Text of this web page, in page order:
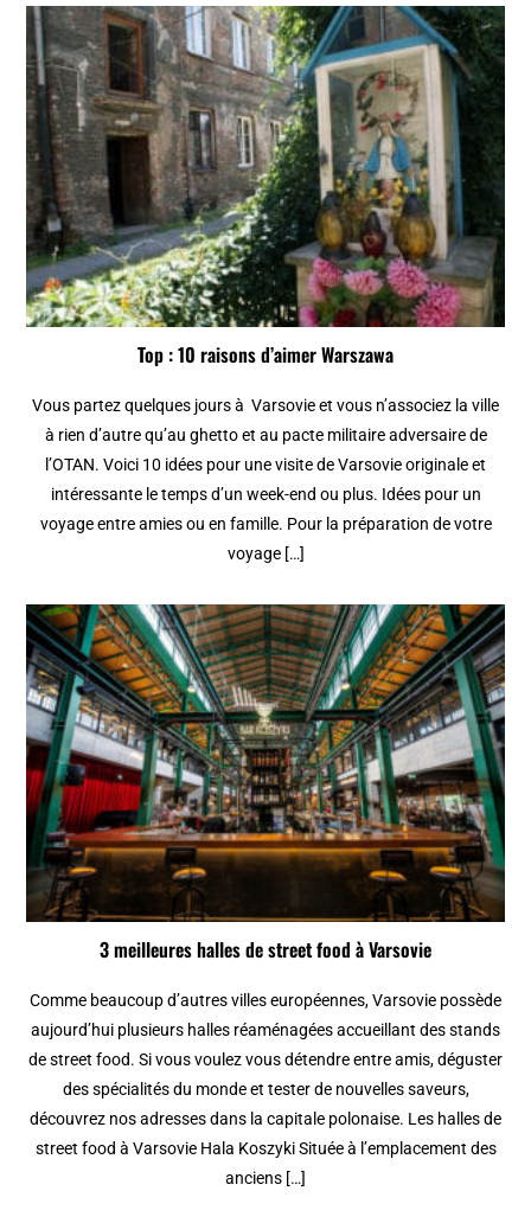
Top : 10 raisons d’aimer Warszawa
Vous partez quelques jours à Varsovie et vous n’associez la ville
à rien d’autre qu’au ghetto et au pacte militaire adversaire de
l’OTAN. Voici 10 idées pour une visite de Varsovie originale et
intéressante le temps d’un week-end ou plus. Idées pour un
voyage entre amies ou en famille. Pour la préparation de votre
voyage […]
3 meilleures halles de street food à Varsovie
Comme beaucoup d’autres villes européennes, Varsovie possède
aujourd’hui plusieurs halles réaménagées accueillant des stands
de street food. Si vous voulez vous détendre entre amis, déguster
des spécialités du monde et tester de nouvelles saveurs,
découvrez nos adresses dans la capitale polonaise. Les halles de
street food à Varsovie Hala Koszyki Située à l’emplacement des
anciens […]